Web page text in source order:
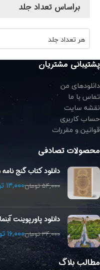
براساس تعداد جلد
هر تعداد جلد
پشتیبانی مشتریان
دانلودهای من
تماس با ما
نقشه سایت
حساب کاربری
قوانین و مقررات
محصولات تصادفی
دانلود کتاب گنج
۵۴,۰۰۰تومان۱۴,۰۰۰
دانلود پاورپوینت
۳۴,۰۰۰تومان۱۶,۰۰۰
مطالب بلاگ